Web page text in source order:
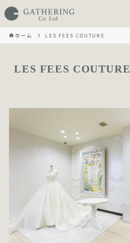
ホーム LES FEES COUTURE
LES FEES COUTURE